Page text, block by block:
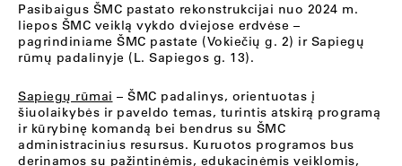
Pasibaigus ŠMC pastato rekonstrukcijai nuo 2024 m.
liepos ŠMC veiklą vykdo dviejose erdvėse –
pagrindiniame ŠMC pastate (Vokiečių g. 2) ir Sapiegų
rūmų padalinyje (L. Sapiegos g. 13).
Sapiegų rūmai – ŠMC padalinys, orientuotas į
šiuolaikybės ir paveldo temas, turintis atskirą programą
ir kūrybinę komandą bei bendrus su ŠMC
administracinius resursus. Kuruotos programos bus
derinamos su pažintinėmis, edukacinėmis veiklomis,